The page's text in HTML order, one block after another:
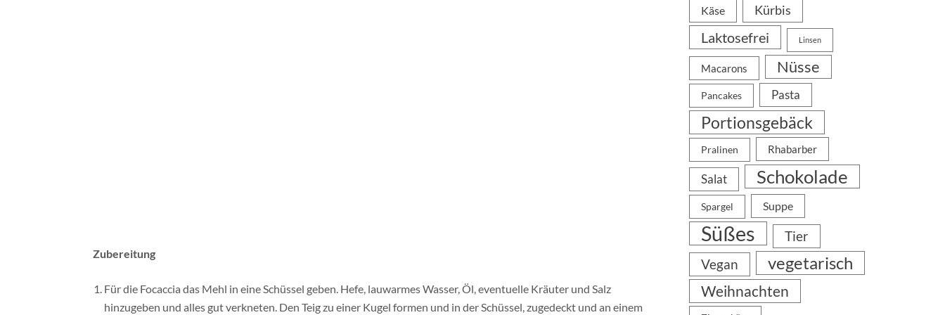
Käse Kürbis
Laktosefrei Linsen
Macarons Nüsse
Pancakes Pasta
Portionsgebäck
Pralinen Rhabarber
Salat Schokolade
Spargel Suppe
Süßes
Tier
Vegan
vegetarisch
Weihnachten